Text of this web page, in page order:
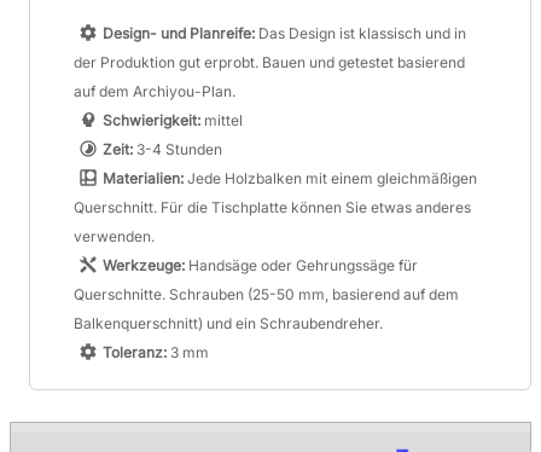
Design- und Planreife: Das Design ist klassisch und in
der Produktion gut erprobt. Bauen und getestet basierend
auf dem Archiyou-Plan.
Schwierigkeit: mittel
Zeit: 3-4 Stunden
Materialien: Jede Holzbalken mit einem gleichmäßigen
Querschnitt. Für die Tischplatte können Sie etwas anderes
verwenden.
Werkzeuge: Handsäge oder Gehrungssäge für
Querschnitte. Schrauben (25-50 mm, basierend auf dem
Balkenquerschnitt) und ein Schraubendreher.
Toleranz: 3 mm